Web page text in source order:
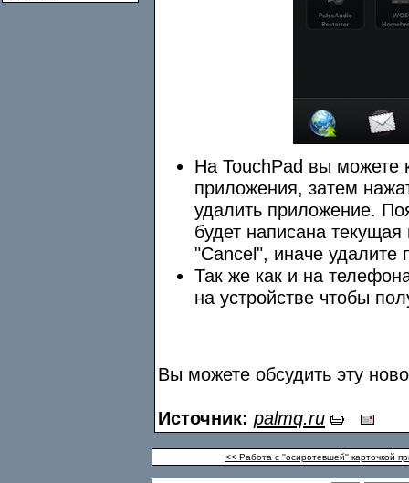
На TouchPad вы можете
приложения, затем
удалить приложение.
будет написана
"Cancel", иначе удалите
Так же как и на
на устройстве чтобы
Вы можете обсудить эту
Источник: palmq.ru
<< Работа с ''осиротевшей'' карточкой